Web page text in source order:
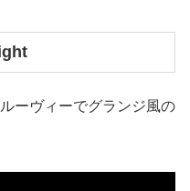
ーヴィーでグランジ風の